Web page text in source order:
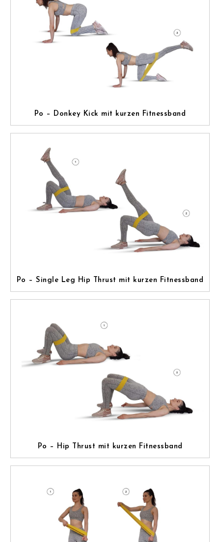
Po – Donkey Kick mit kurzen Fitnessband
Po – Single Leg Hip Thrust mit kurzen Fitnessband
Po – Hip Thrust mit kurzen Fitnessband